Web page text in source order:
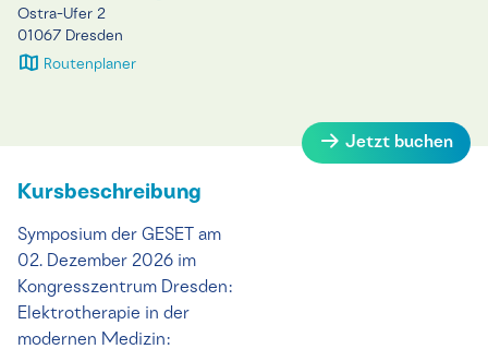
Ostra-Ufer 2
01067 Dresden
Routenplaner
Jetzt buchen
Kursbeschreibung
Symposium der GESET am
02. Dezember 2026 im
Kongresszentrum Dresden:
Elektrotherapie in der
modernen Medizin: